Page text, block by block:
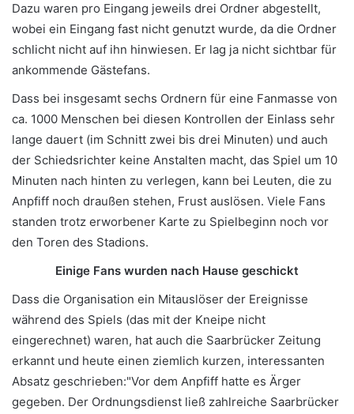
Dazu waren pro Eingang jeweils drei Ordner abgestellt,
wobei ein Eingang fast nicht genutzt wurde, da die Ordner
schlicht nicht auf ihn hinwiesen. Er lag ja nicht sichtbar für
ankommende Gästefans.
Dass bei insgesamt sechs Ordnern für eine Fanmasse von
ca. 1000 Menschen bei diesen Kontrollen der Einlass sehr
lange dauert (im Schnitt zwei bis drei Minuten) und auch
der Schiedsrichter keine Anstalten macht, das Spiel um 10
Minuten nach hinten zu verlegen, kann bei Leuten, die zu
Anpfiff noch draußen stehen, Frust auslösen. Viele Fans
standen trotz erworbener Karte zu Spielbeginn noch vor
den Toren des Stadions.
Einige Fans wurden nach Hause geschickt
Dass die Organisation ein Mitauslöser der Ereignisse
während des Spiels (das mit der Kneipe nicht
eingerechnet) waren, hat auch die Saarbrücker Zeitung
erkannt und heute einen ziemlich kurzen, interessanten
Absatz geschrieben:"Vor dem Anpfiff hatte es Ärger
gegeben. Der Ordnungsdienst ließ zahlreiche Saarbrücker